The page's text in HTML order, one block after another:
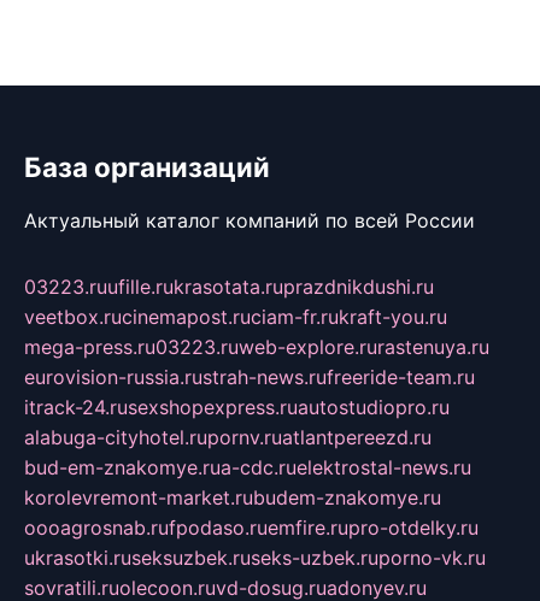
База организаций
Актуальный каталог компаний по всей России
03223.ruufille.rukrasotata.ruprazdnikdushi.ru
veetbox.rucinemapost.ruciam-fr.rukraft-you.ru
mega-press.ru03223.ruweb-explore.rurastenuya.ru
eurovision-russia.rustrah-news.rufreeride-team.ru
itrack-24.rusexshopexpress.ruautostudiopro.ru
alabuga-cityhotel.rupornv.ruatlantpereezd.ru
bud-em-znakomye.rua-cdc.ruelektrostal-news.ru
korolevremont-market.rubudem-znakomye.ru
oooagrosnab.rufpodaso.ruemfire.rupro-otdelky.ru
ukrasotki.ruseksuzbek.ruseks-uzbek.ruporno-vk.ru
sovratili.ruolecoon.ruvd-dosug.ruadonyev.ru